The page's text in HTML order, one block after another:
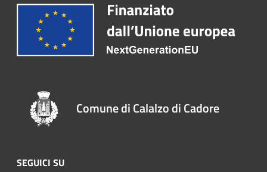
Comune di Calalzo di Cadore
SEGUICI SU